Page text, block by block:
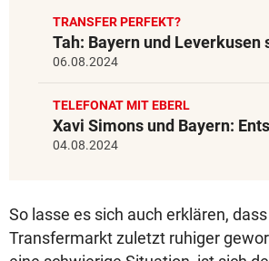
TRANSFER PERFEKT?
Tah: Bayern und
06.08.2024
TELEFONAT MIT EBERL
Xavi Simons und Bayern:
04.08.2024
So lasse es sich auch erklären,
Transfermarkt zuletzt ruhiger